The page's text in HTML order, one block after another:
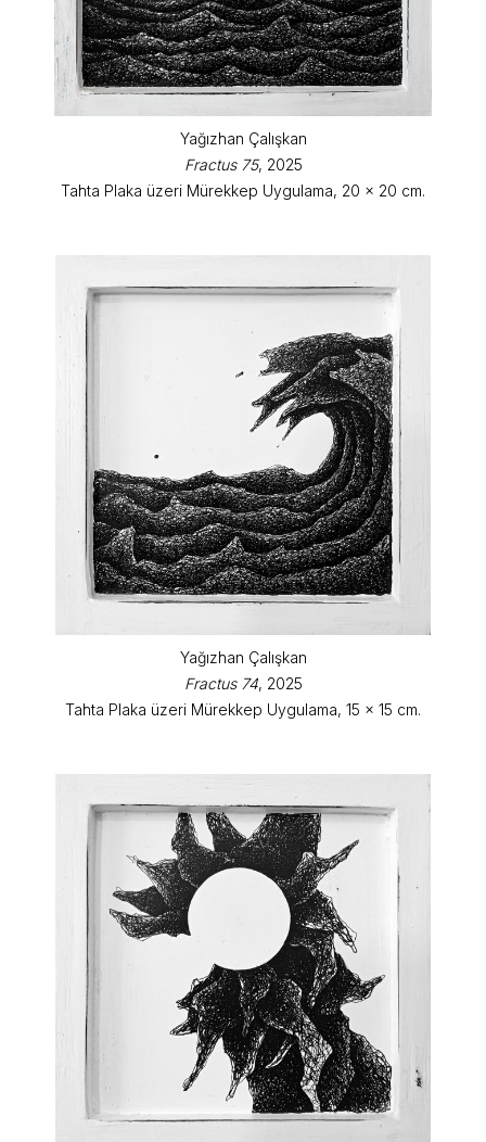
Yağızhan Çalışkan
Fractus 75, 2025
Tahta Plaka üzeri Mürekkep Uygulama, 20 x 20 cm.
Yağızhan Çalışkan
Fractus 74, 2025
Tahta Plaka üzeri Mürekkep Uygulama, 15 x 15 cm.